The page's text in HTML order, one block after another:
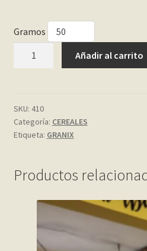
My account
Página de ejemplo
Sample Page
Tienda
Wishlist
Gramos
Añadir al carrito
SKU: 410
Categoría: CEREALES
Etiqueta: GRANIX
Productos